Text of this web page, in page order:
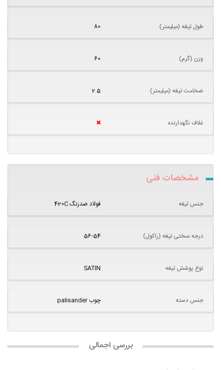
طول تیغه (میلیمتر) 80
وزن (گرم) 60
ضخامت تیغه (میلیمتر) 2.5
غلاف نگهدارنده
مشخصات فنی
جنس تیغه فولاد ضدزنگ 420C
درجه سختی تیغه (راکول) 56-54
نوع پوشش تیغه SATIN
جنس دسته چوب palisander
بررسی اجمالی